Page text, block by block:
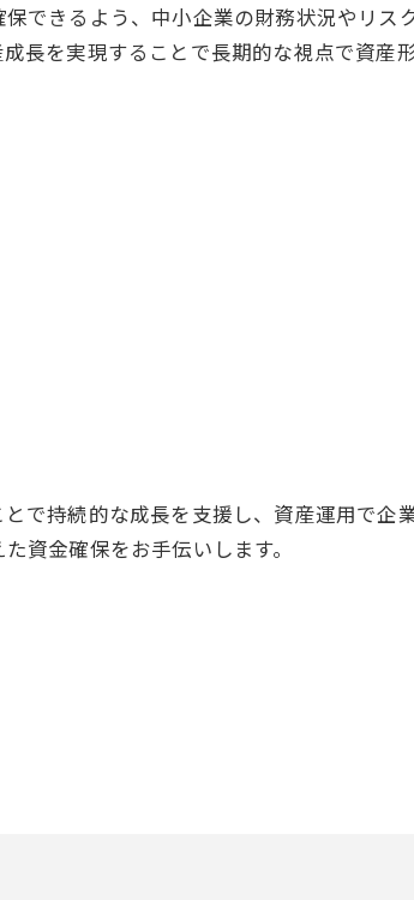
できるよう、中小企業の財務状況やリス
長を実現することで長期的な視点で資産
で持続的な成長を支援し、資産運用で企
資金確保をお手伝いします。
お問い合わせはこちら